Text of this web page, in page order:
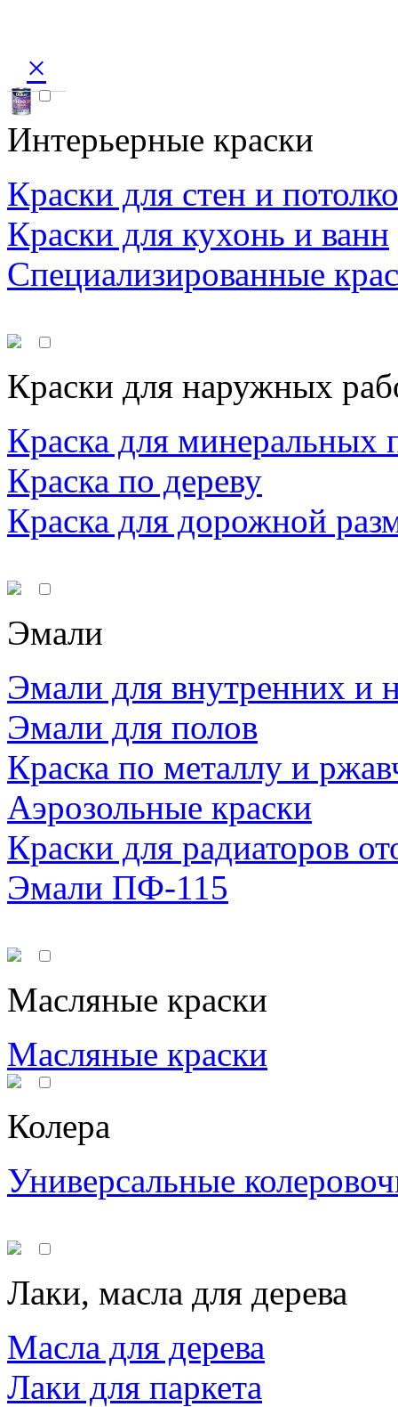
×
Интерьерные краски
Краски для стен и
Краски для кухонь и ванн
Специализированные
Краски для наружных
Краска для минеральных
Краска по дереву
Краска для дорожной
Эмали
Эмали для внутренних и
Эмали для полов
Краска по металлу и
Аэрозольные краски
Краски для радиаторов
Эмали ПФ-115
Масляные краски
Масляные краски
Колера
Универсальные
Лаки, масла для дерева
Масла для дерева
Лаки для паркета